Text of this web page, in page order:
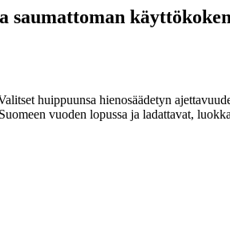
huippuunsa hienosäädetyn
vuoden lopussa ja ladattavat,